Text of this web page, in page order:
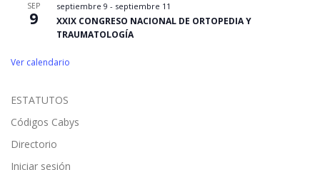
SEP
9
septiembre 9 - septiembre 11
XXIX CONGRESO NACIONAL DE ORTOPEDIA Y
TRAUMATOLOGÍA
Ver calendario
ESTATUTOS
Códigos Cabys
Directorio
Iniciar sesión